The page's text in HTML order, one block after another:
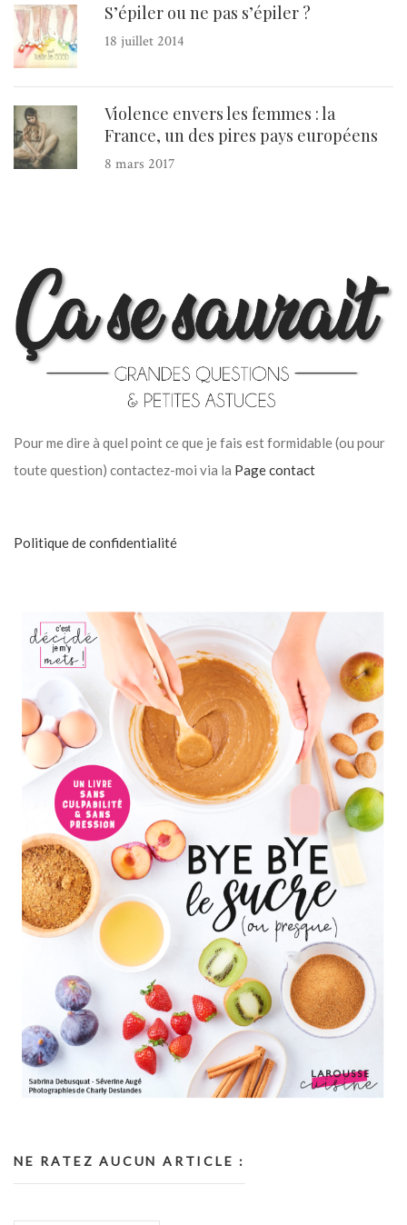
S’épiler ou ne pas s’épiler ?
18 juillet 2014
Violence envers les femmes : la
France, un des pires pays européens
8 mars 2017
Pour me dire à quel point ce que je fais est formidable (ou pour
toute question) contactez-moi via la Page contact
Politique de confidentialité
NE RATEZ AUCUN ARTICLE :